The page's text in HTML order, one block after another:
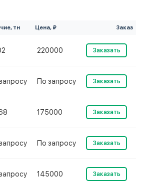
тн Цена, ₽ Заказ
220000 Заказать
По запросу Заказать
175000 Заказать
По запросу Заказать
145000 Заказать